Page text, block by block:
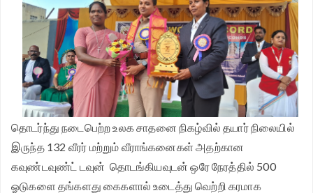
தொடர்ந்து நடைபெற்ற உலக சாதனை நிகழ்வில் தயார் நிலையில்
இருந்த 132 வீரர் மற்றும் வீராங்கனைகள் அதற்கான
கவுண்டவுண்ட் டவுன் தொடங்கியவுடன் ஒரே நேரத்தில் 500
ஓடுகளை தங்களது கைகளால் உடைத்து வெற்றி கரமாக